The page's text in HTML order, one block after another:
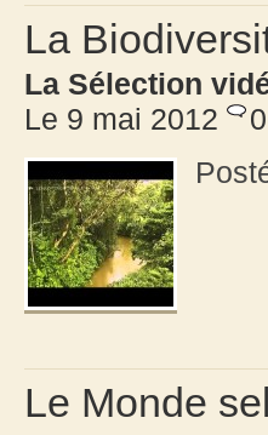
La
La Sélection
Le 9 mai 2012
0
Le Monde